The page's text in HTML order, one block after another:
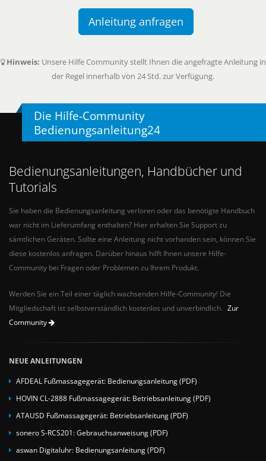
Anleitung anfragen
Hinweis: Unsere Hilfe Community stellt Ihnen die angefragte Anleitung in
der Regel innerhalb von 24 Std. zur Verfügung.
Die Hilfe-Community
Bedienungsanleitung24
Bedienungsanleitungen, Handbücher und
Tutorials
Sie haben die Bedienungsanleitung verloren oder das benötigte Handbuch
war nicht im Lieferumfang enthalten? Hier erhalten Sie Support zu
sämtlichen Geräten. Sollte eine Anleitung nicht vorhanden sein, können Sie
diese kostenlos anfragen. Darüber hinaus hilft Ihnen unsere Hilfe-
Community bei Fragen oder Problemen zu Ihrem Produkt.
Werden Sie ein Teil einer täglich wachsenden Hilfe-Community! Die
Mitgliedschaft ist selbstverständlich kostenlos und unverbindlich. Zur
Community
NEUE ANLEITUNGEN
AFDEAL Fußmassagegerät: Bedienungsanleitung (PDF)
HOVIN CL-2888 Fußmassagegerät: Betriebsanleitung (PDF)
ATAUSD Fußmassagegerät: Betriebsanleitung (PDF)
sonero S-RCS201: Gebrauchsanweisung (PDF)
aswan Digitaluhr: Bedienungsanleitung (PDF)